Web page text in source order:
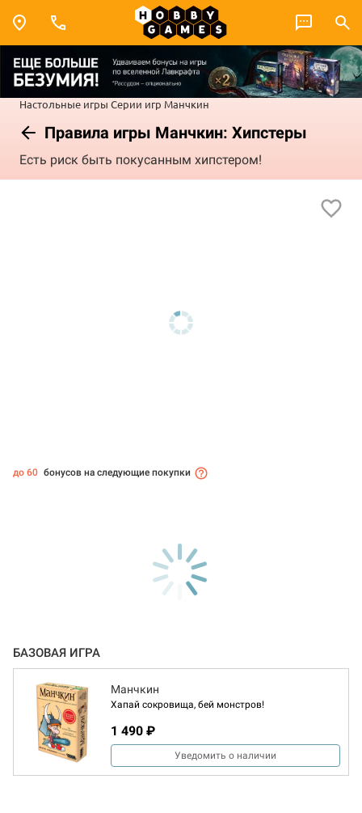
Настольные игры Серии игр Манчкин
Правила игры Манчкин: Хипстеры
Есть риск быть покусанным хипстером!
до 60 бонусов на следующие покупки
БАЗОВАЯ ИГРА
Манчкин
Хапай сокровища, бей монстров!
1 490 ₽
Уведомить о наличии